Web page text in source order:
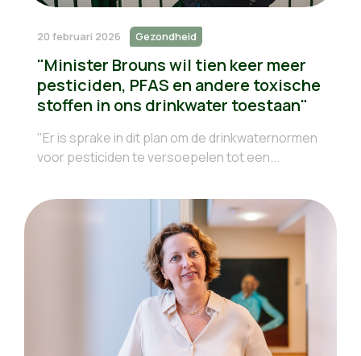
20 februari 2026 Gezondheid
"Minister Brouns wil tien keer meer
pesticiden, PFAS en andere toxische
stoffen in ons drinkwater toestaan"
"Er is sprake in dit plan om de drinkwaternormen
voor pesticiden te versoepelen tot een...